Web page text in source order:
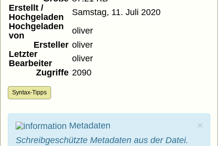
Erstellt /
Hochgeladen
Samstag, 11. Juli 2020
Hochgeladen
von
oliver
Ersteller oliver
Letzter
Bearbeiter
oliver
Zugriffe 2090
Syntax-Tipps
×
Metadaten
Schreibgeschützte Metadaten aus der Datei.